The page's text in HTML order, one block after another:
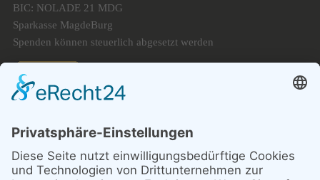
BIC: NOLADE 21 MDG
Sparkasse MagdeBurg
Spenden können steuerlich abgesetzt werden
© 1987 – 2025